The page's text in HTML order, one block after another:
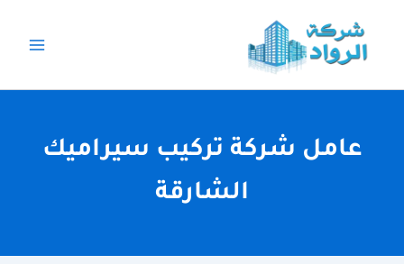
المحتوى
عامل شركة تركيب سيراميك
الشارقة